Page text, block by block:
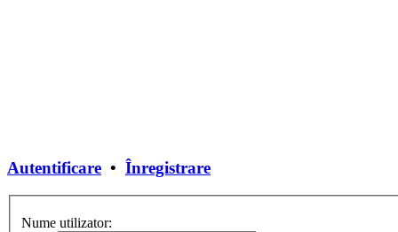
Autentificare • Înregistrare
Nume utilizator: